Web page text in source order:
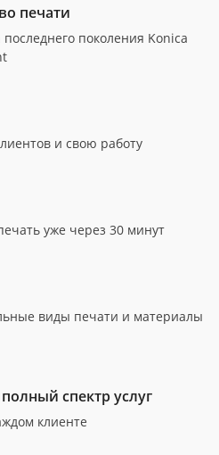
печати
поколения Konica
и свою работу
уже через 30 минут
виды печати и материалы
спектр услуг
клиенте